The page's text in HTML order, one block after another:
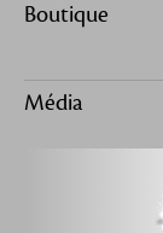
Boutique
Média